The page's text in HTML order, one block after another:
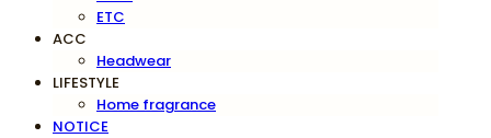
ETC
ACC
Headwear
LIFESTYLE
Home fragrance
NOTICE